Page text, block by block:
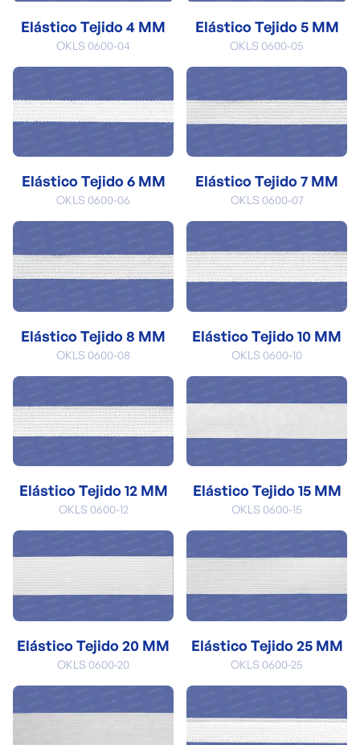
Elástico Tejido 4 MM
OKLS 0600-04
Elástico Tejido 5 MM
OKLS 0600-05
Elástico Tejido 6 MM
OKLS 0600-06
Elástico Tejido 7 MM
OKLS 0600-07
Elástico Tejido 8 MM
OKLS 0600-08
Elástico Tejido 10 MM
OKLS 0600-10
Elástico Tejido 12 MM
OKLS 0600-12
Elástico Tejido 15 MM
OKLS 0600-15
Elástico Tejido 20 MM
OKLS 0600-20
Elástico Tejido 25 MM
OKLS 0600-25